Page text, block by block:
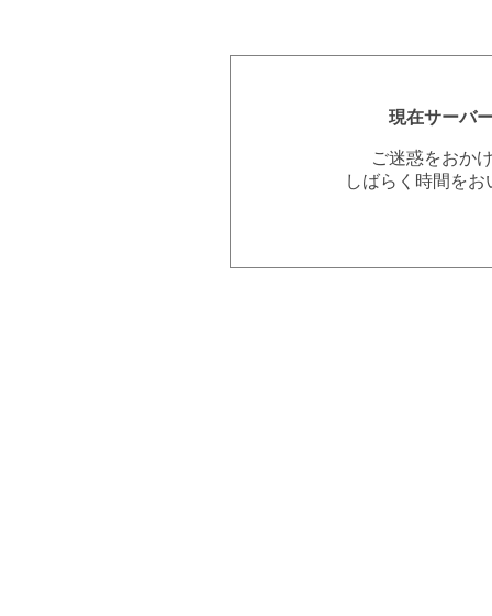
現在サーバ
ご迷惑をおか
しばらく時間を